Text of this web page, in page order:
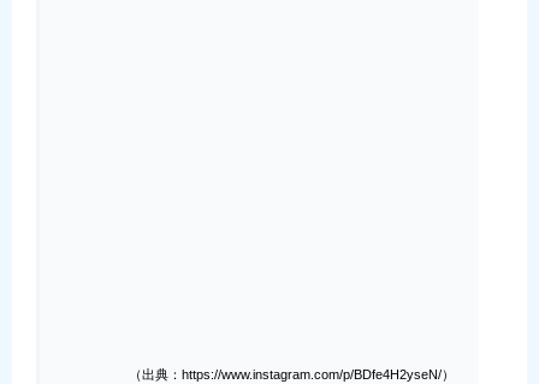
（出典：https://www.instagram.com/p/BDfe4H2yseN/）